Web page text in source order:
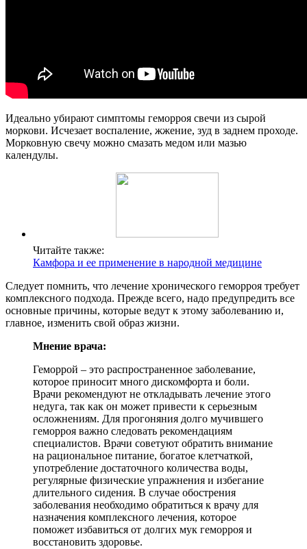
Идеально убирают симптомы геморроя свечи из сырой
моркови. Исчезает воспаление, жжение, зуд в заднем проходе.
Морковную свечу можно смазать медом или мазью
календулы.
Читайте также:
Камфора и ее применение в народной медицине
Следует помнить, что лечение хронического геморроя требует
комплексного подхода. Прежде всего, надо предупредить все
основные причины, которые ведут к этому заболеванию и,
главное, изменить свой образ жизни.
Мнение врача:
Геморрой – это распространенное заболевание,
которое приносит много дискомфорта и боли.
Врачи рекомендуют не откладывать лечение этого
недуга, так как он может привести к серьезным
осложнениям. Для прогоняния долго мучившего
геморроя важно следовать рекомендациям
специалистов. Врачи советуют обратить внимание
на рациональное питание, богатое клетчаткой,
употребление достаточного количества воды,
регулярные физические упражнения и избегание
длительного сидения. В случае обострения
заболевания необходимо обратиться к врачу для
назначения комплексного лечения, которое
поможет избавиться от долгих мук геморроя и
восстановить здоровье.